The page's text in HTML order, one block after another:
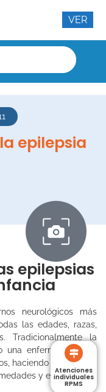
epilepsia
epilepsias
neurológicos más
las edades, razas,
Tradicionalmente la
una enfermedad sino
haciendo hincapié en
y etiologias1.
Atenciones
individuales
RPMS
VER